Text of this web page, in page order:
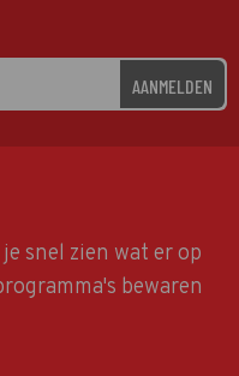
AANMELDEN
snel zien wat er op
bewaren